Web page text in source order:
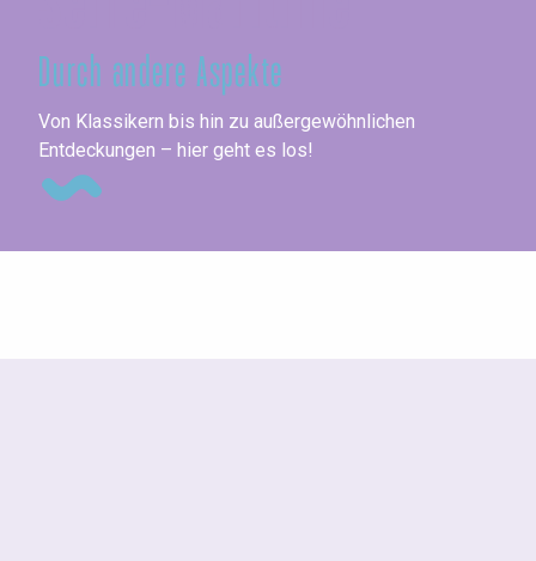
Durch andere Aspekte
Von Klassikern bis hin zu außergewöhnlichen
Entdeckungen – hier geht es los!